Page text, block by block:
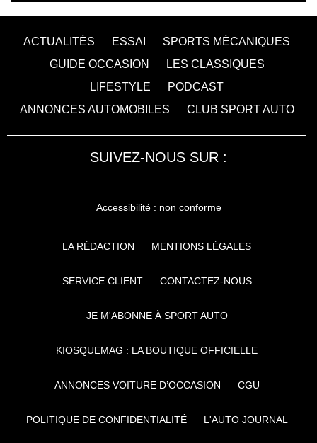
ACTUALITÉS ESSAI
SPORTS MÉCANIQUES
GUIDE OCCASION
LES CLASSIQUES
LIFESTYLE
PODCAST
ANNONCES AUTOMOBILES
CLUB SPORT AUTO
SUIVEZ-NOUS SUR :
Accessibilité : non conforme
LA RÉDACTION MENTIONS LÉGALES
SERVICE CLIENT CONTACTEZ-NOUS
JE M'ABONNE À SPORT AUTO
KIOSQUEMAG : LA BOUTIQUE OFFICIELLE
ANNONCES VOITURE D’OCCASION CGU
POLITIQUE DE CONFIDENTIALITÉ L'AUTO JOURNAL